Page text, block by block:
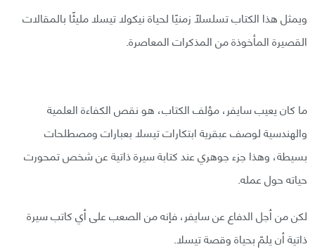
ويمثل هذا الكتاب تسلسلًا زمنيًا لحياة نيكولا تيسلا مليئًا بالمقالات
القصيرة المأخوذة من المذكرات المعاصرة.
ما كان يعيب سايفر، مؤلف الكتاب، هو نقص الكفاءة العلمية
والهندسية لوصف عبقرية ابتكارات تيسلا بعبارات ومصطلحات
بسيطة، وهذا جزء جوهري عند كتابة سيرة ذاتية عن شخص تمحورت
حياته حول عمله.
لكن من أجل الدفاع عن سايفر، فإنه من الصعب على أي كاتب سيرة
ذاتية أن يلمّ بحياة وقصة تيسلا.